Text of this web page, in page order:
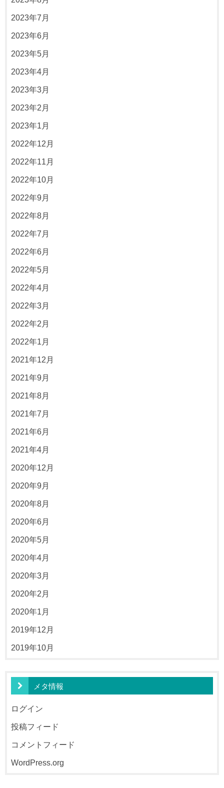
2023年7月
2023年6月
2023年5月
2023年4月
2023年3月
2023年2月
2023年1月
2022年12月
2022年11月
2022年10月
2022年9月
2022年8月
2022年7月
2022年6月
2022年5月
2022年4月
2022年3月
2022年2月
2022年1月
2021年12月
2021年9月
2021年8月
2021年7月
2021年6月
2021年4月
2020年12月
2020年9月
2020年8月
2020年6月
2020年5月
2020年4月
2020年3月
2020年2月
2020年1月
2019年12月
2019年10月
メタ情報
ログイン
投稿フィード
コメントフィード
WordPress.org